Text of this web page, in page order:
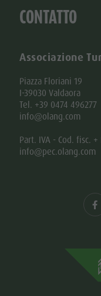
CONTATTO
Associazione
Piazza Floriani 19
I-39030 Valdaora
Tel. +39 0474 496277
info@olang.com
Part. IVA - Cod. fisc.
info@pec.olang.com